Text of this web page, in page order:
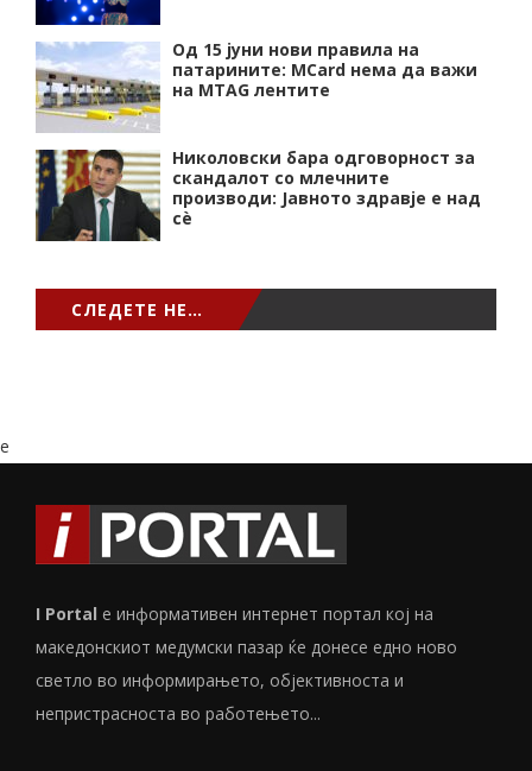
Од 15 јуни нови правила на
патарините: MCard нема да важи
на MTAG лентите
Николовски бара одговорност за
скандалот со млечните
производи: Јавното здравје е над
сѐ
СЛЕДЕТЕ НЕ…
e
I Portal е информативен интернет портал кој на
македонскиот медумски пазар ќе донесе едно ново
светло во информирањето, објективноста и
непристрасноста во работењето...